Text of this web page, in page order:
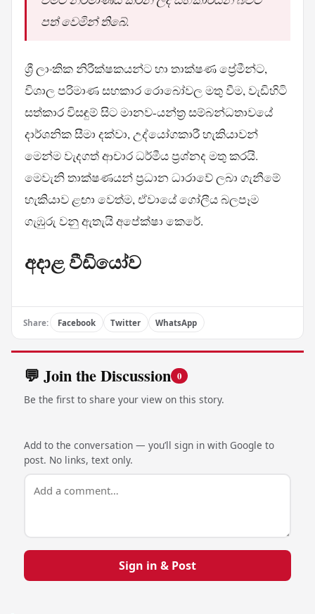
පත් වෙමින් තිබේ.
ශ්‍රී ලාංකික නිරීක්ෂකයන්ට හා තාක්ෂණ ප්‍රේමීන්ට,
විශාල පරිමාණ සහකාර රොබෝවල මතු වීම, වැඩිහිටි
සත්කාර විසඳුම් සිට මානව-යන්ත්‍ර සම්බන්ධතාවයේ
දාර්ශනික සීමා දක්වා, උද්යෝගකාරී හැකියාවන්
මෙන්ම වැදගත් ආචාර ධර්මීය ප්‍රශ්නද මතු කරයි.
මෙවැනි තාක්ෂණයන් ප්‍රධාන ධාරාවේ ලබා ගැනීමේ
හැකියාව ළඟා වෙත්ම, ඒවායේ ගෝලීය බලපෑම
ගැඹුරු වනු ඇතැයි අපේක්ෂා කෙරේ.
අදාළ වීඩියෝව
Share: Facebook Twitter WhatsApp
💬 Join the Discussion 0
Be the first to share your view on this story.
Add to the conversation — you’ll sign in with Google to
post. No links, text only.
Sign in & Post